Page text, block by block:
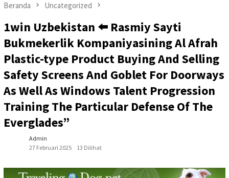
Beranda Uncategorized
1win Uzbekistan ⬅️ Rasmiy Sayti
Bukmekerlik Kompaniyasining Al Afrah
Plastic-type Product Buying And Selling
Safety Screens And Goblet For Doorways
As Well As Windows Talent Progression
Training The Particular Defense Of The
Everglades”
Admin
27 Februari 2025
13 Dilihat